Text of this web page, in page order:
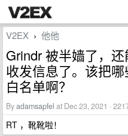
V2EX › 他他
Grindr 被半嫱了，
收发信息了。该把
白名单啊？
Byadamsapfel at Dec 23, 2021 ·
RT ，靴靴啦！